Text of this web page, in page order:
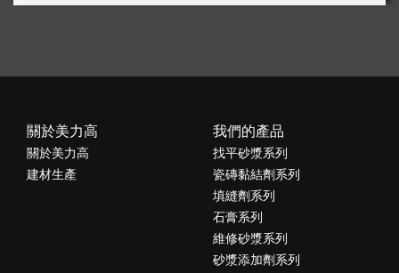
關於美力高
關於美力高
建材生產
我們的產品
找平砂漿系列
瓷磚黏結劑系列
填縫劑系列
石膏系列
維修砂漿系列
砂漿添加劑系列